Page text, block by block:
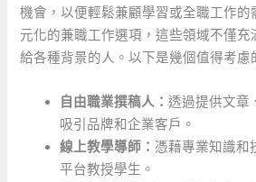
機會，以便輕鬆兼顧學習或全職工作的
元化的兼職工作選項，這些領域不僅充
給各種背景的人。以下是幾個值得考慮
自由職業撰稿人：透過提供文章
吸引品牌和企業客戶。
線上教學導師： 憑藉專業知識和
平台教授學生。